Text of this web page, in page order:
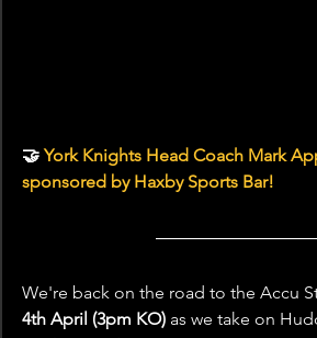
🤝 York Knights Head Coach Mark
sponsored by Haxby Sports Bar!
We're back on the road to the Accu
4th April (3pm KO) as we take on